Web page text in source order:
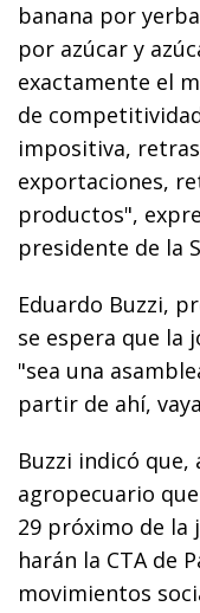
banana por
por azúcar y
exactamente el
de
impositiva,
exportaciones,
productos",
presidente de la
Eduardo Buzzi,
se espera que la
"sea una
partir de ahí,
Buzzi indicó que,
agropecuario
29 próximo de la
harán la CTA de
movimientos